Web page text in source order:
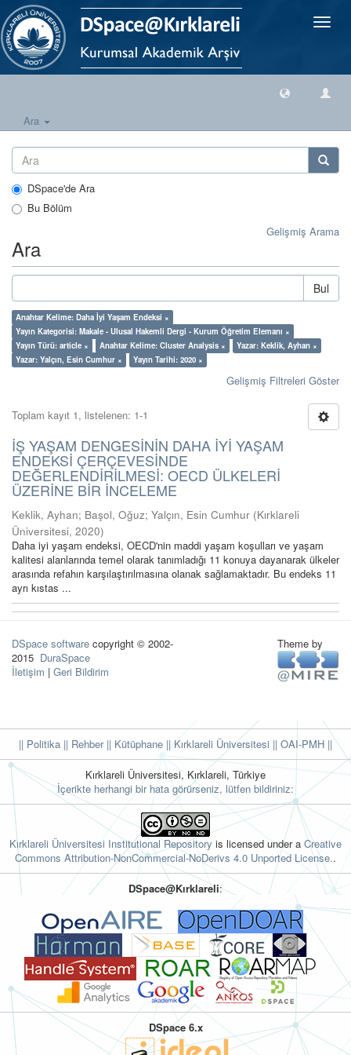
Geçiş
Ara
DSpace'de Ara
Bu Bölüm
Gelişmiş Arama
Ara
Bul
Anahtar Kelime: Daha İyi Yaşam Endeksi ×
Yayın Kategorisi: Makale - Ulusal Hakemli Dergi - Kurum Öğretim Elemanı ×
Yayın Türü: article ×
Anahtar Kelime: Cluster Analysis ×
Yazar: Keklik, Ayhan ×
Yazar: Yalçın, Esin Cumhur ×
Yayın Tarihi: 2020 ×
Gelişmiş Filtreleri Göster
Toplam kayıt 1, listelenen: 1-1
İŞ YAŞAM DENGESİNİN DAHA İYİ YAŞAM
ENDEKSİ ÇERÇEVESİNDE
DEĞERLENDİRİLMESİ: OECD ÜLKELERİ
ÜZERİNE BİR İNCELEME
Keklik, Ayhan; Başol, Oğuz; Yalçın, Esin Cumhur (Kırklareli
Üniversitesi, 2020)
Daha iyi yaşam endeksi, OECD'nin maddi yaşam koşulları ve yaşam
kalitesi alanlarında temel olarak tanımladığı 11 konuya dayanarak ülkeler
arasında refahın karşılaştırılmasına olanak sağlamaktadır. Bu endeks 11
ayrı kıstas ...
DSpace software copyright © 2002-
2015 DuraSpace
İletişim | Geri Bildirim
Theme by
|| Politika || Rehber|| Kütüphane || Kırklareli Üniversitesi || OAI-PMH ||
Kırklareli Üniversitesi, Kırklareli, Türkiye
İçerikte herhangi bir hata görürseniz, lütfen bildiriniz:
Kırklareli Üniversitesi Institutional Repository is licensed under a Creative
Commons Attribution-NonCommercial-NoDerivs 4.0 Unported License..
DSpace@Kırklareli:
DSpace 6.x